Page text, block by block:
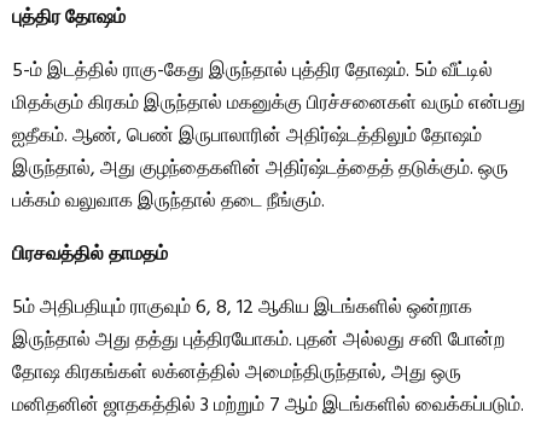
புத்திர தோஷம்
5-ம் இடத்தில் ராகு-கேது இருந்தால் புத்திர தோஷம். 5ம் வீட்டில்
மிதக்கும் கிரகம் இருந்தால் மகனுக்கு பிரச்சனைகள் வரும் என்பது
ஐதீகம். ஆண், பெண் இருபாலாரின் அதிர்ஷ்டத்திலும் தோஷம்
இருந்தால், அது குழந்தைகளின் அதிர்ஷ்டத்தைத் தடுக்கும். ஒரு
பக்கம் வலுவாக இருந்தால் தடை நீங்கும்.
பிரசவத்தில் தாமதம்
5ம் அதிபதியும் ராகுவும் 6, 8, 12 ஆகிய இடங்களில் ஒன்றாக
இருந்தால் அது தத்து புத்திரயோகம். புதன் அல்லது சனி போன்ற
தோஷ கிரகங்கள் லக்னத்தில் அமைந்திருந்தால், அது ஒரு
மனிதனின் ஜாதகத்தில் 3 மற்றும் 7 ஆம் இடங்களில் வைக்கப்படும்.